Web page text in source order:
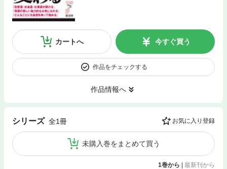
カートへ 今すぐ買う
作品をチェックする
作品情報へ
シリーズ 全1冊 お気に入り登録
未購入巻をまとめて買う
1巻から | 最新刊から